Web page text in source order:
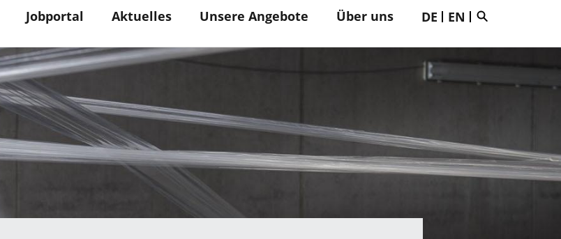
Jobportal Aktuelles Unsere Angebote Über uns DE EN